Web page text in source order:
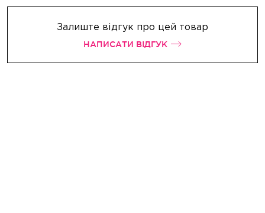
Залиште відгук про цей товар
НАПИСАТИ ВІДГУК